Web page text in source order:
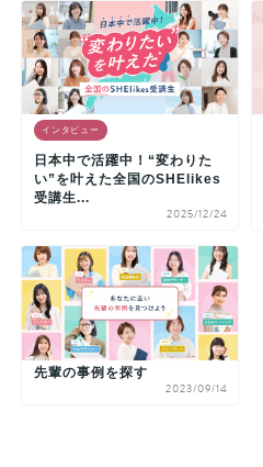
インタビュー
日本中で活躍中！“変わりた
い”を叶えた全国のSHElikes
受講生...
2025/12/24
先輩の事例を探す
2023/09/14